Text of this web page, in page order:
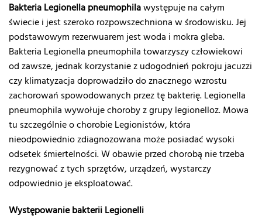
Bakteria Legionella pneumophilawystępuje na całym
świecie i jest szeroko rozpowszechniona w środowisku. Jej
podstawowym rezerwuarem jest woda i mokra gleba.
Bakteria Legionella pneumophila towarzyszy człowiekowi
od zawsze, jednak korzystanie z udogodnień pokroju jacuzzi
czy klimatyzacja doprowadziło do znacznego wzrostu
zachorowań spowodowanych przez tę bakterię. Legionella
pneumophila wywołuje choroby z grupy legionelloz. Mowa
tu szczególnie o chorobie Legionistów, która
nieodpowiednio zdiagnozowana może posiadać wysoki
odsetek śmiertelności. W obawie przed chorobą nie trzeba
rezygnować z tych sprzętów, urządzeń, wystarczy
odpowiednio je eksploatować.
Występowanie bakterii Legionelli